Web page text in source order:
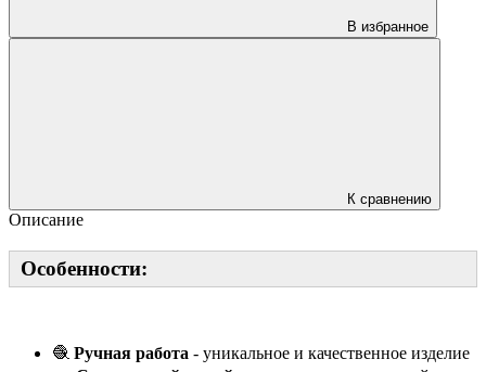
В избранное
К сравнению
Описание
Особенности:
🧶 Ручная работа - уникальное и качественное изделие